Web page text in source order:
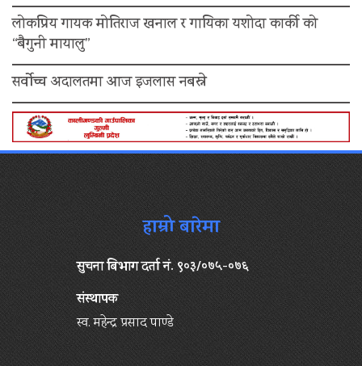
लोकप्रिय गायक मोतिराज खनाल र गायिका यशोदा कार्की को
“बैगुनी मायालु”
सर्वोच्च अदालतमा आज इजलास नबस्ने
हाम्रो बारेमा
सुचना बिभाग दर्ता नं. ९०३/०७५-०७६
संस्थापक
स्व. महेन्द्र प्रसाद पाण्डे